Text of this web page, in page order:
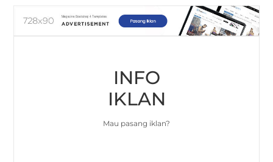
INFO
IKLAN
Mau pasang iklan?